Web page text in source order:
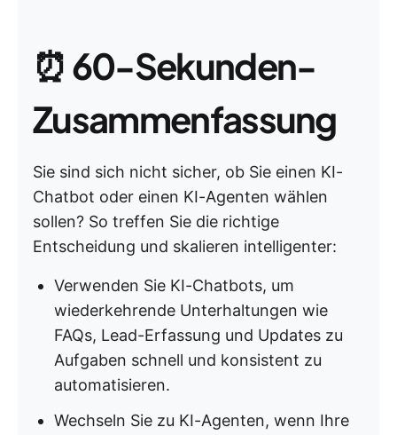
⏰60-Sekunden-
Zusammenfassung
Sie sind sich nicht sicher, ob Sie einen KI-
Chatbot oder einen KI-Agenten wählen
sollen? So treffen Sie die richtige
Entscheidung und skalieren intelligenter:
Verwenden Sie KI-Chatbots, um
wiederkehrende Unterhaltungen wie
FAQs, Lead-Erfassung und Updates zu
Aufgaben schnell und konsistent zu
automatisieren.
Wechseln Sie zu KI-Agenten, wenn Ihre